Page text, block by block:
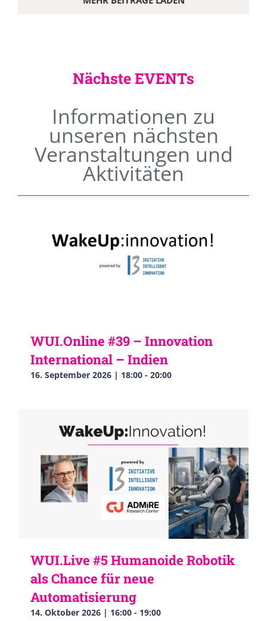
Nächste EVENTs
Informationen zu
unseren nächsten
Veranstaltungen und
Aktivitäten
WUI.Online #39 – Innovation
International – Indien
16. September 2026 | 18:00 - 20:00
WUI.Live #5 Humanoide Robotik
als Chance für neue
Automatisierung
14. Oktober 2026 | 16:00 - 19:00